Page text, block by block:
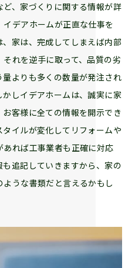
、家づくりに関する情報が詳
デアホームが正直な仕事を
家は、完成してしまえば内部
れを逆手に取って、品質の劣
よりも多くの数量が発注され
しイデアホームは、誠実に家
客様に全ての情報を開示でき
イルが変化してリフォームや
れば工事業者も正確に対応
追記していきますから、家の
うな書類だと言えるかもし